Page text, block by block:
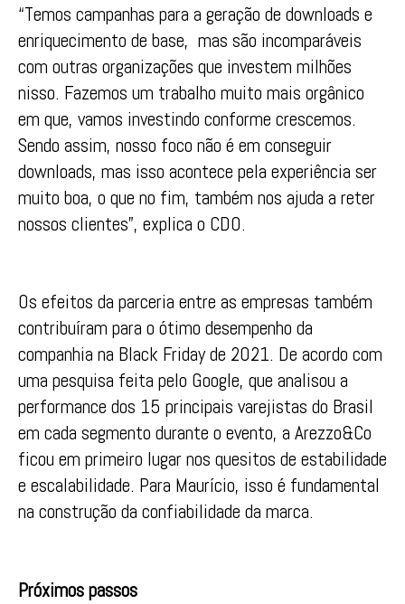
“Temos campanhas para a geração de downloads e
enriquecimento de base, mas são incomparáveis
com outras organizações que investem milhões
nisso. Fazemos um trabalho muito mais orgânico
em que, vamos investindo conforme crescemos.
Sendo assim, nosso foco não é em conseguir
downloads, mas isso acontece pela experiência ser
muito boa, o que no fim, também nos ajuda a reter
nossos clientes”, explica o CDO.
Os efeitos da parceria entre as empresas também
contribuíram para o ótimo desempenho da
companhia na Black Friday de 2021. De acordo com
uma pesquisa feita pelo Google, que analisou a
performance dos 15 principais varejistas do Brasil
em cada segmento durante o evento, a Arezzo&Co
ficou em primeiro lugar nos quesitos de estabilidade
e escalabilidade. Para Maurício, isso é fundamental
na construção da confiabilidade da marca.
Próximos passos